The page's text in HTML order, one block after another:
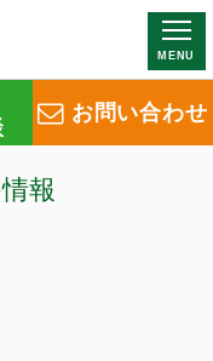
MENU
お問い合わせ
報